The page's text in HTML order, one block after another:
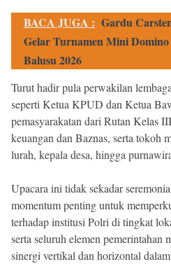
BACA JUGA : Gardu
Gelar Turnamen Mini
Balusu 2026
Turut hadir pula perwakilan
seperti Ketua KPUD dan Ketua
pemasyarakatan dari Rutan Kelas
keuangan dan Baznas, serta tokoh
lurah, kepala desa, hingga
Upacara ini tidak sekadar
momentum penting untuk
terhadap institusi Polri di tingkat
serta seluruh elemen pemerintahan
sinergi vertikal dan horizontal